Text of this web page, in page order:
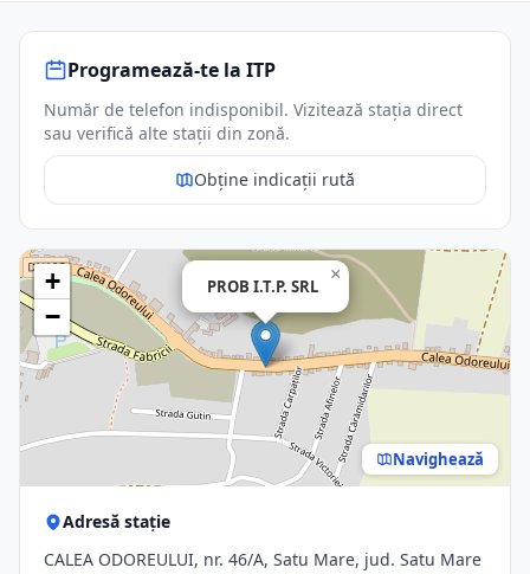
Programează-te la ITP
Număr de telefon indisponibil. Vizitează stația direct
sau verifică alte stații din zonă.
Obține indicații rută
PROB I.T.P. SRL
×
+
−
Navighează
Adresă stație
CALEA ODOREULUI, nr. 46/A, Satu Mare, jud. Satu Mare